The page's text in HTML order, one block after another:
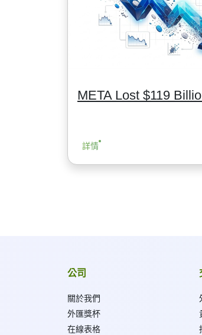
META Lost $119
詳情
公司
關於我們
外匯獎杯
在線表格